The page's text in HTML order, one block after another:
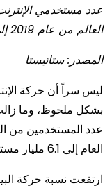
عدد مستخدمي
العالم من عام 2019 إلى عام 2028
المصدر:ستاتيستا
ليس سراً أن حركة
بشكل ملحوظ، وما
العام إلى 6.1 مليار مستخدم في عام 2028.
ارتفعت نسبة حركة